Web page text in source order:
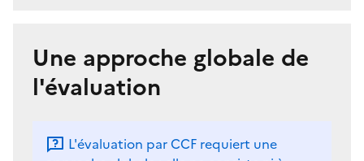
Une approche globale de
l'évaluation
L'évaluation par CCF requiert une